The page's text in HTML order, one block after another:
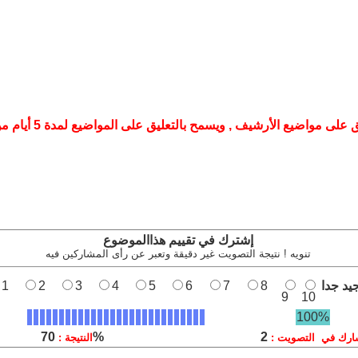
مواضيع الأرشيف , ويسمح بالتعليق على المواضيع لمدة 5 أيام من تأريخ نشرها
إشترك في تقييم هذاالموضوع
تنويه ! نتيجة التصويت غير دقيقة وتعبر عن رأى المشاركين فيه
1 2 3 4 5 6 7
8
9
10
جدا
100%
النتيجة : 70% في التصويت : 2